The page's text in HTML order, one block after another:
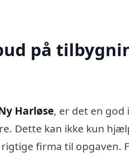
på
Harløse, er det en god
Dette kan ikke kun
firma til opgaven.